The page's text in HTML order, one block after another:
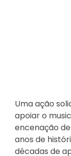
Uma ação
apoiar o
encenação
anos de
décadas de